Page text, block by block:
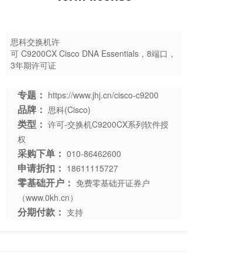
思科交换机许
可 C9200CX Cisco DNA Essentials，8端口，
3年期许可证
专题： https://www.jhj.cn/cisco-c9200
品牌： 思科(Cisco)
类型： 许可-交换机C9200CX系列软件授
权
采购下单： 010-86462600
申请折扣： 18611115727
零基础开户： 免费零基础开证券户
（www.0kh.cn）
分期付款： 支持